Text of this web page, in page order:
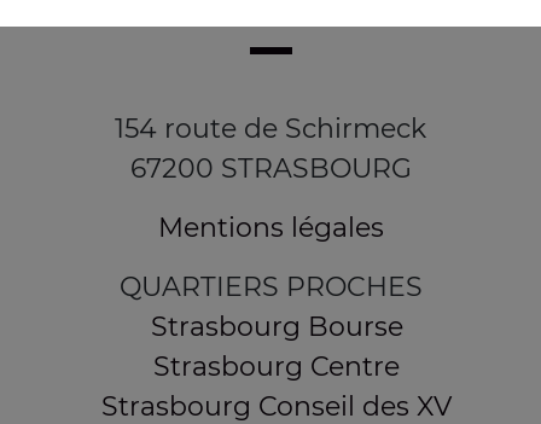
154 route de Schirmeck
67200 STRASBOURG
Mentions légales
QUARTIERS PROCHES
Strasbourg Bourse
Strasbourg Centre
Strasbourg Conseil des XV